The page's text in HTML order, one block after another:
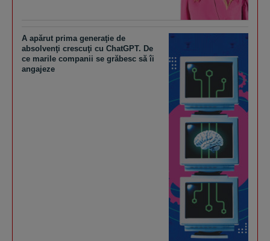
A apărut prima generaţie de
absolvenţi crescuţi cu ChatGPT. De
ce marile companii se grăbesc să îi
angajeze